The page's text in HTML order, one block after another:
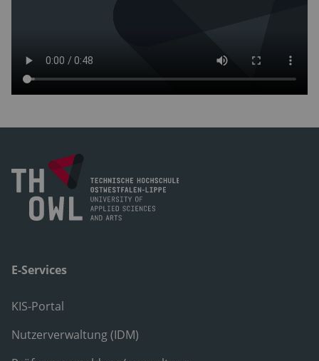
E-Services
KIS-Portal
Nutzerverwaltung (IDM)